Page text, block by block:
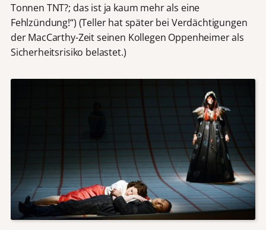
Tonnen TNT?; das ist ja kaum mehr als eine
Fehlzündung!“) (Teller hat später bei Verdächtigungen
der MacCarthy-Zeit seinen Kollegen Oppenheimer als
Sicherheitsrisiko belastet.)